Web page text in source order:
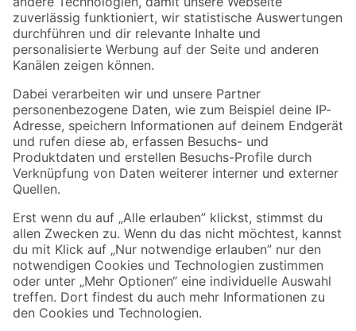
Zur Newsletter Anmeldung
Folge uns
Zahlungsarten Versandarten
Sicher einkaufen
Jetzt die toom-App herunterladen